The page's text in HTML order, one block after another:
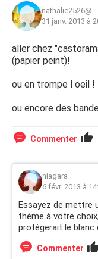
nathalie2526@
31 janv. 2013 à
aller chez
(papier peint)!
ou en trompe l oeil !
ou encore des
Commenter
niagara
6 févr. 2013 à
Essayez de mettre
thème à votre
protégerait le blanc
Commenter